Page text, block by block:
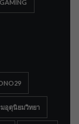
มอุตุนิยมวิทยา